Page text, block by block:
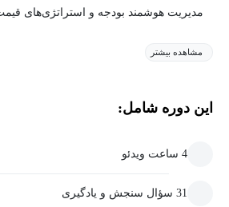
مدیریت هوشمند بودجه و استراتژی‌های
مشاهده بیشتر
این دوره شامل:
4 ساعت ویدئو
31 سؤال سنجش و یادگیری